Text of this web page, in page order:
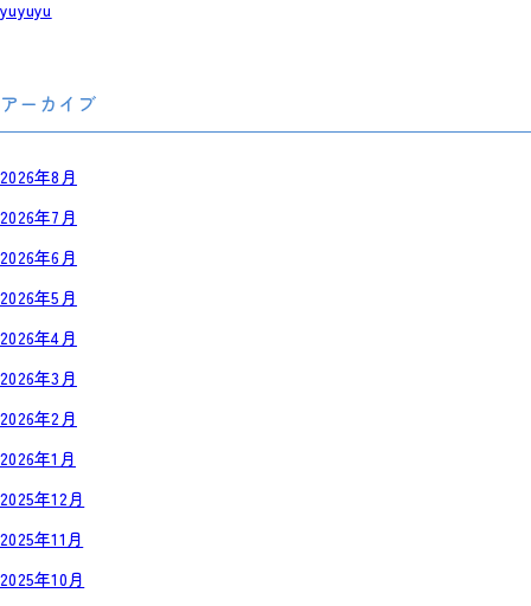
yuyuyu
アーカイブ
2026年8月
2026年7月
2026年6月
2026年5月
2026年4月
2026年3月
2026年2月
2026年1月
2025年12月
2025年11月
2025年10月